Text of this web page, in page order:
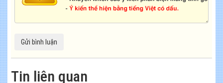
Tin liên quan